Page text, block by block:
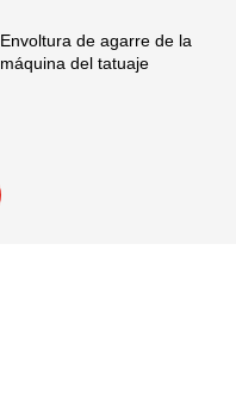
Envoltura de agarre de la
máquina del tatuaje